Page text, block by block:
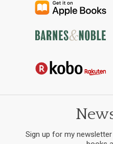
Sign up for my